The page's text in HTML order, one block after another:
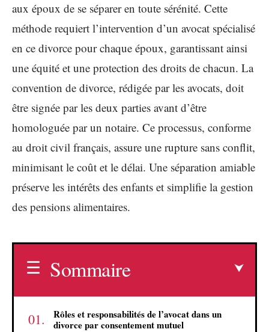
aux époux de se séparer en toute sérénité. Cette
méthode requiert l’intervention d’un avocat spécialisé
en ce divorce pour chaque époux, garantissant ainsi
une équité et une protection des droits de chacun. La
convention de divorce, rédigée par les avocats, doit
être signée par les deux parties avant d’être
homologuée par un notaire. Ce processus, conforme
au droit civil français, assure une rupture sans conflit,
minimisant le coût et le délai. Une séparation amiable
préserve les intérêts des enfants et simplifie la gestion
des pensions alimentaires.
Sommaire
Rôles et responsabilités de l’avocat dans un
divorce par consentement mutuel